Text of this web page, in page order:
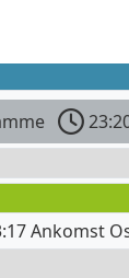
Ankomst